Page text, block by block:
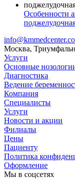
Особенности
Москва,
Услуги
Основные
Диагностика
Ведение
Компания
Специалисты
Услуги
Новости и акции
Филиалы
Цены
Пациенту
Политика
Оформление
Мы в соцсетях